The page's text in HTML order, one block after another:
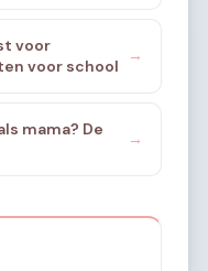
voor
voor school
→
mama? De
→